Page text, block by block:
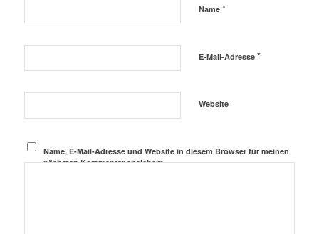
Name *
E-Mail-Adresse *
Website
Name, E-Mail-Adresse und Website in diesem Browser für meinen
nächsten Kommentar speichern.